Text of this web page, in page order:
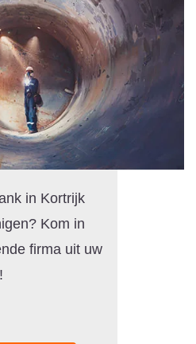
in Kortrijk
Kom in
firma uit uw